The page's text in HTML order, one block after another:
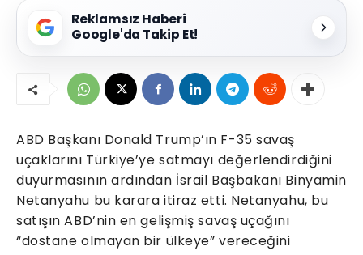
Reklamsız Haberi
Google'da Takip Et!
ABD Başkanı Donald Trump’ın F-35 savaş
uçaklarını Türkiye’ye satmayı değerlendirdiğini
duyurmasının ardından İsrail Başbakanı Binyamin
Netanyahu bu karara itiraz etti. Netanyahu, bu
satışın ABD’nin en gelişmiş savaş uçağını
“dostane olmayan bir ülkeye” vereceğini